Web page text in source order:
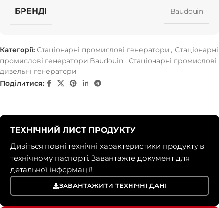
БРЕНДІ Baudouin
Категорії: Стаціонарні промислові генератори , Стаціонарні
промислові генератори Baudouin , Стаціонарні промислові
дизельні генератори
Поділитися:
ТЕХНІЧНИЙ ЛИСТ ПРОДУКТУ
Дивіться повні технічні характеристики продукту в
технічному паспорті. Завантажте документ для
детальної інформації!
ЗАВАНТАЖИТИ ТЕХНІЧНІ ДАНІ